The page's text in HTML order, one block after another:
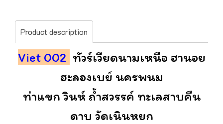
Product description
Viet 002 ทัวร์เวียดนามเหนือ ฮานอย
ฮะลองเบย์ นครพนม
ท่าแขก วินห์ ถ้ำสวรรค์ ทะเลสาบคืน
ดาบ วัดเนินหยก